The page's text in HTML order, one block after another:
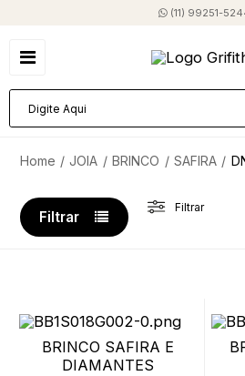
(11) 99251-
JOIA BRINCO SAFIRA
Filtrar
Filtrar
BRINCO SAFIRA E
DIAMANTES